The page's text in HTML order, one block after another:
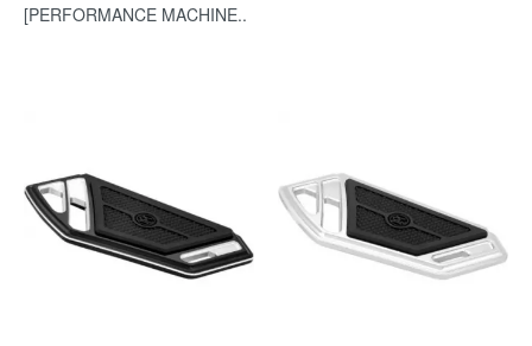
[PERFORMANCE MACHINE..